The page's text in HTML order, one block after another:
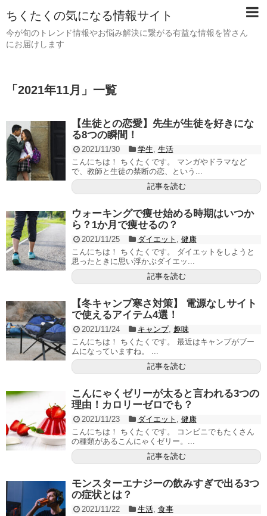
ちくたくの気になる情報サイト
今が旬のトレンド情報やお悩み解決に繋がる有益な情報を皆さん
にお届けします
「 2021年11月 」 一覧
【生徒との恋愛】先生が生徒を好きにな
る8つの瞬間！
2021/11/30 学生 生活
こんにちは！ ちくたくです。 マンガやドラマなど
で、教師と生徒の禁断の恋、という...
記事を読む
ウォーキングで痩せ始める時期はいつか
ら？1か月で痩せるの？
2021/11/25 ダイエット
健康
こんにちは！ ちくたくです。 ダイエットをしようと
思ったときに思い浮かぶダイエッ...
記事を読む
【冬キャンプ寒さ対策】 電源なしサイト
で使えるアイテム4選！
2021/11/24 キャンプ, 趣味
こんにちは！ ちくたくです。 最近はキャンプがブー
ムになっていますね。 ...
記事を読む
こんにゃくゼリーが太ると言われる3つの
理由！カロリーゼロでも？
2021/11/23 ダイエット
健康
こんにちは！ ちくたくです。 コンビニでもたくさん
の種類があるこんにゃくゼリー。...
記事を読む
モンスターエナジーの飲みすぎで出る3つ
の症状とは？
2021/11/22 生活, 食事